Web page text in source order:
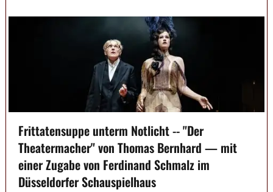
Frittatensuppe unterm Notlicht -- "Der
Theatermacher" von Thomas Bernhard — mit
einer Zugabe von Ferdinand Schmalz im
Düsseldorfer Schauspielhaus